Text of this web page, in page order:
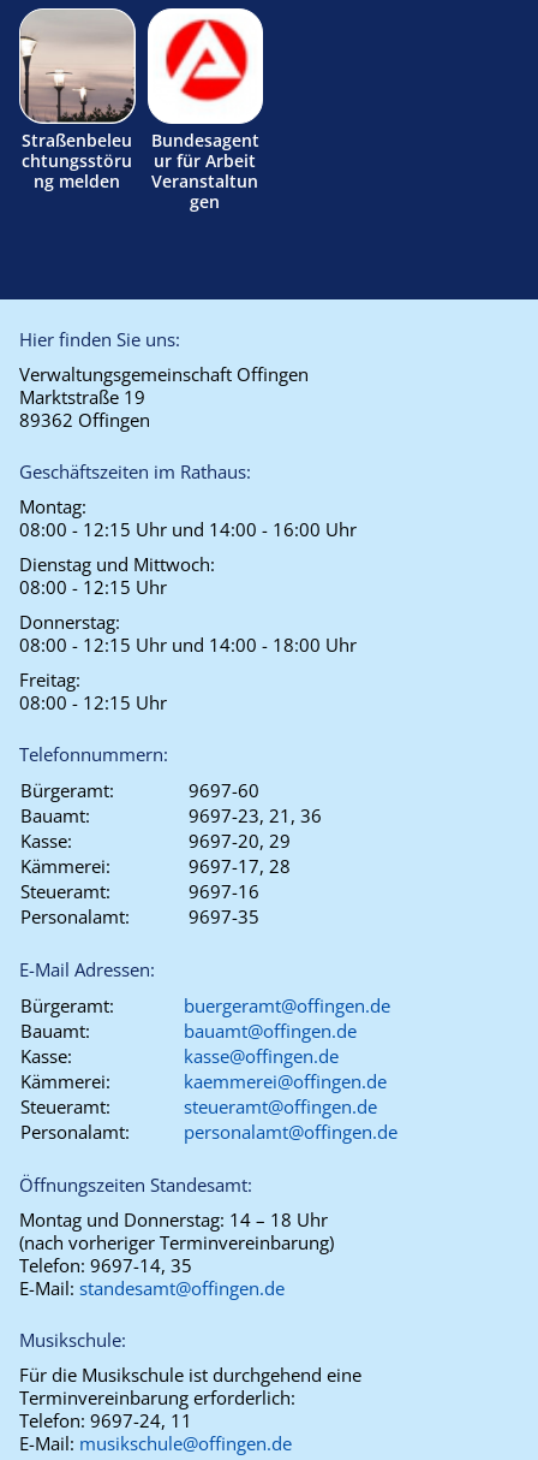
Straßenbeleu
chtungsstöru
ng melden
Bundesagent
ur für Arbeit
Veranstaltun
gen
Hier finden Sie uns:
Verwaltungsgemeinschaft Offingen
Marktstraße 19
89362 Offingen
Geschäftszeiten im Rathaus:
Montag:
08:00 - 12:15 Uhr und 14:00 - 16:00 Uhr
Dienstag und Mittwoch:
08:00 - 12:15 Uhr
Donnerstag:
08:00 - 12:15 Uhr und 14:00 - 18:00 Uhr
Freitag:
08:00 - 12:15 Uhr
Telefonnummern:
Bürgeramt:
9697-60
Bauamt:
9697-23, 21, 36
Kasse:
9697-20, 29
Kämmerei:
9697-17, 28
Steueramt:
9697-16
Personalamt:
9697-35
E-Mail Adressen:
Bürgeramt:
buergeramt@offingen.de
Bauamt:
bauamt@offingen.de
Kasse:
kasse@offingen.de
Kämmerei:
kaemmerei@offingen.de
Steueramt:
steueramt@offingen.de
Personalamt:
personalamt@offingen.de
Öffnungszeiten Standesamt:
Montag und Donnerstag: 14 – 18 Uhr
(nach vorheriger Terminvereinbarung)
Telefon: 9697-14, 35
E-Mail: standesamt@offingen.de
Musikschule:
Für die Musikschule ist durchgehend eine
Terminvereinbarung erforderlich:
Telefon: 9697-24, 11
E-Mail: musikschule@offingen.de